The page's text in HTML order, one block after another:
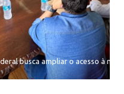
busca ampliar o acesso à